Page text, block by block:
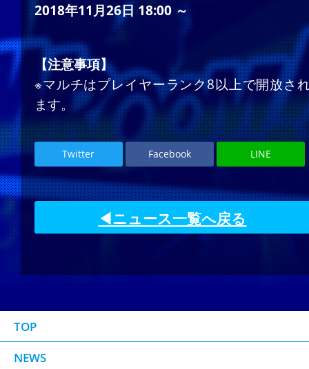
2018年11月26日 18:00 ～
【注意事項】
※マルチはプレイヤーランク8以上で開放さ
ます。
Twitter Facebook LINE
◀ニュース一覧へ戻る
TOP
NEWS